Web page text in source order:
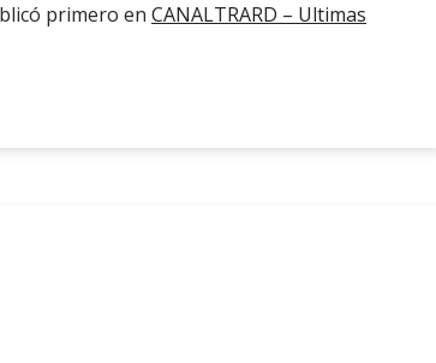
primero en CANALTRARD – Ultimas